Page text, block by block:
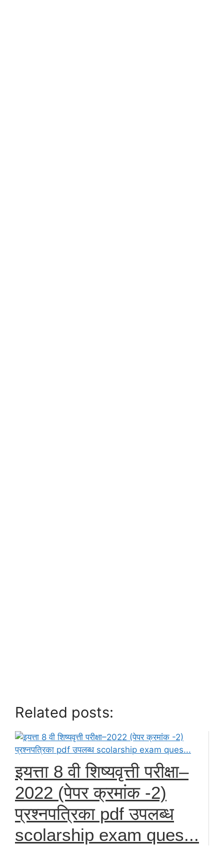
Related posts:
इयत्ता 8 वी शिष्यवृत्ती परीक्षा–
2022 (पेपर क्रमांक -2)
प्रश्नपत्रिका pdf उपलब्ध
scolarship exam ques...